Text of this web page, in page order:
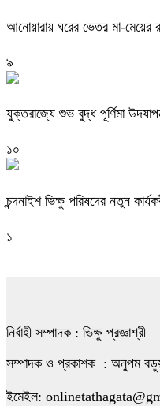
আনোয়ারায় ঘরের ভেতর মা-
৯
যুক্তরাজ্যে শুভ বুদ্ধ পূর্ণিমা
১০
চন্দনাইশ ভিক্ষু পরিষদের নতুন
১
নির্বাহী সম্পাদক : ভিক্ষু প্রজ্ঞাশ্রী
সম্পাদক ও প্রকাশক : অনুপম
ইমেইল: